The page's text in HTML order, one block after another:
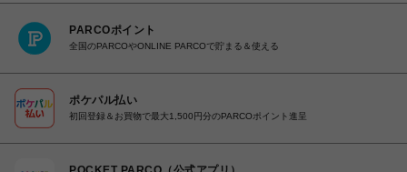
PARCOポイント
全国のPARCOやONLINE PARCOで貯まる＆使える
ポケパル払い
初回登録＆お買物で最大1,500円分のPARCOポイント進呈